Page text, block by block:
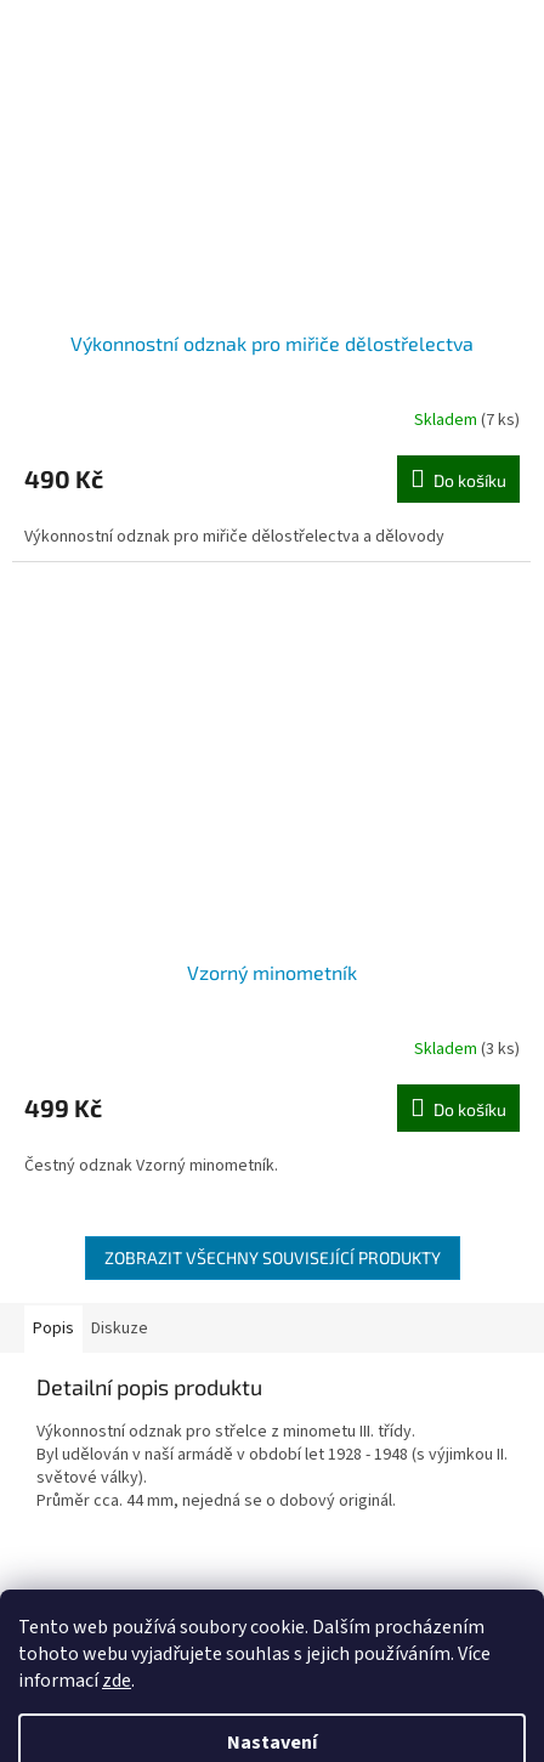
Tento web používá soubory cookie. Dalším procházením
tohoto webu vyjadřujete souhlas s jejich používáním. Více
informacízde.
Nastavení
Výkonnostní odznak pro miřiče dělostřelectva
Skladem (7 ks)
490 Kč Do košíku
Výkonnostní odznak pro miřiče dělostřelectva a dělovody
Vzorný minometník
Skladem (3 ks)
499 Kč Do košíku
Čestný odznak Vzorný minometník.
ZOBRAZIT VŠECHNY SOUVISEJÍCÍ PRODUKTY
Popis Diskuze
Detailní popis produktu
Výkonnostní odznak pro střelce z minometu III. třídy.
Byl udělován v naší armádě v období let 1928 - 1948 (s výjimkou II.
světové války).
Průměr cca. 44 mm, nejedná se o dobový originál.
Z
Penzion RENSHOF - ubytování na Šumavě VZORNÝ VOJÁK
Vytvořil Shoptet